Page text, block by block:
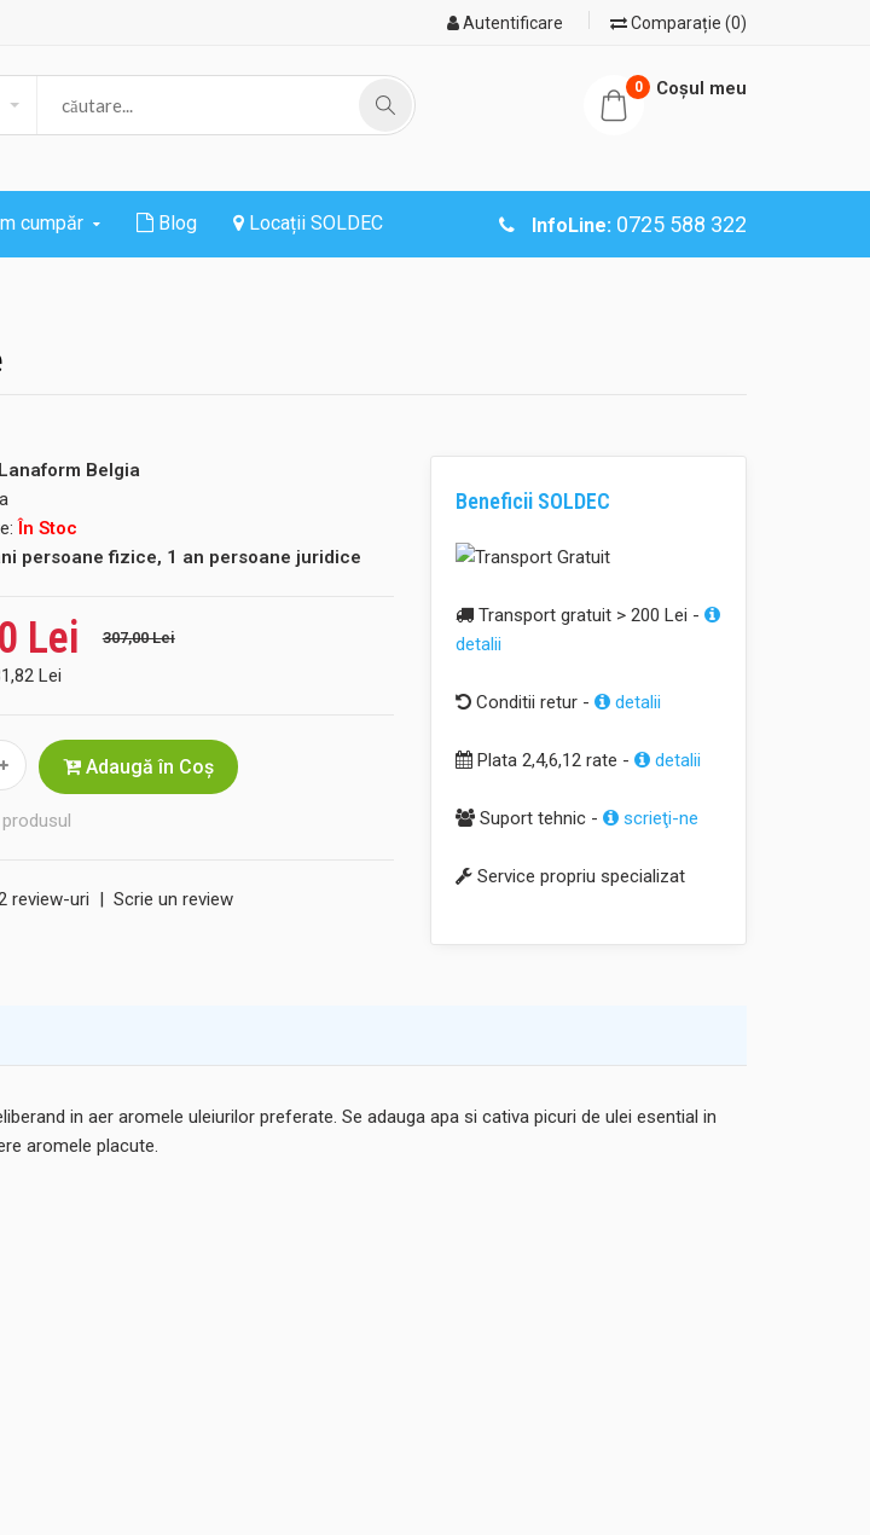
Autentificare Comparație (0)
0 Coşul meu
cumpăr Blog InfoLine: 0725 588 322
Locații SOLDEC
Lanaform Belgia
În Stoc
persoane fizice, 1 an persoane juridice
Lei 307,00 Lei
Lei
Adaugă în Coş
review-uri | Scrie un review
Beneficii SOLDEC
Transport gratuit > 200 Lei -
detalii
Conditii retur - detalii
Plata 2,4,6,12 rate - detalii
Suport tehnic - scrieţi-ne
Service propriu specializat
in aer aromele uleiurilor preferate. Se adauga apa si cativa picuri de ulei esential in
aromele placute.